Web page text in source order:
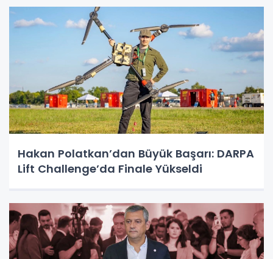
Hakan Polatkan’dan Büyük Başarı: DARPA
Lift Challenge’da Finale Yükseldi